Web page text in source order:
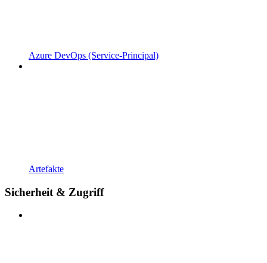
Azure DevOps (Service-Principal)
Artefakte
Sicherheit & Zugriff